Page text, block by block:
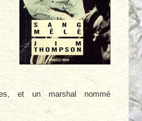
et un marshal nommé